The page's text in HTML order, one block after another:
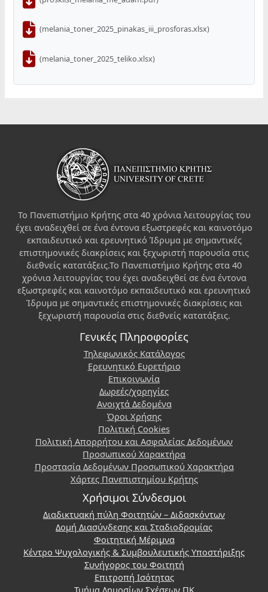
(melania_toner_2025_pinakas_iii_prosforas.xlsx)
(melania_toner_2025_teliko.xlsx)
Το Πανεπιστήμιο Κρήτης στα 40 χρόνια λειτουργίας του
έχει αναδειχθεί σε ένα έντονα εξωστρεφές και καινοτόμο
εκπαιδευτικό και ερευνητικό Ίδρυμα με σημαντικές
επιστημονικές διακρίσεις και ξεχωριστή παρουσία στις
διεθνείς κατατάξεις.Το Πανεπιστήμιο Κρήτης στα 40
χρόνια λειτουργίας του έχει αναδειχθεί σε ένα έντονα
εξωστρεφές και καινοτόμο εκπαιδευτικό και ερευνητικό
Ίδρυμα με σημαντικές επιστημονικές διακρίσεις και
ξεχωριστή παρουσία στις διεθνείς κατατάξεις.
Γενικές Πληροφορίες
Τηλεφωνικός Κατάλογος
Ερευνητικό Ευρετήριο
Επικοινωνία
Δωρεές/χορηγίες
Ανοιχτά Δεδομένα
Όροι Χρήσης
Πολιτική Cookies
Πολιτική Απορρήτου και Ασφαλείας Δεδομένων
Προσωπικού Χαρακτήρα
Προστασία Δεδομένων Προσωπικού Χαρακτήρα
Χάρτες Πανεπιστημίου Κρήτης
Χρήσιμοι Σύνδεσμοι
Διαδικτυακή πύλη Φοιτητών – Διδασκόντων
Δομή Διασύνδεσης και Σταδιοδρομίας
Φοιτητική Μέριμνα
Κέντρο Ψυχολογικής & Συμβουλευτικής Υποστήριξης
Συνήγορος του Φοιτητή
Επιτροπή Ισότητας